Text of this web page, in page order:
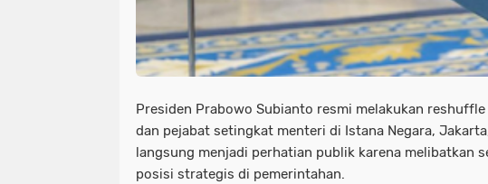
Presiden Prabowo Subianto resmi melakukan
dan pejabat setingkat menteri di Istana Negara,
langsung menjadi perhatian publik karena melibatkan
posisi strategis di pemerintahan.